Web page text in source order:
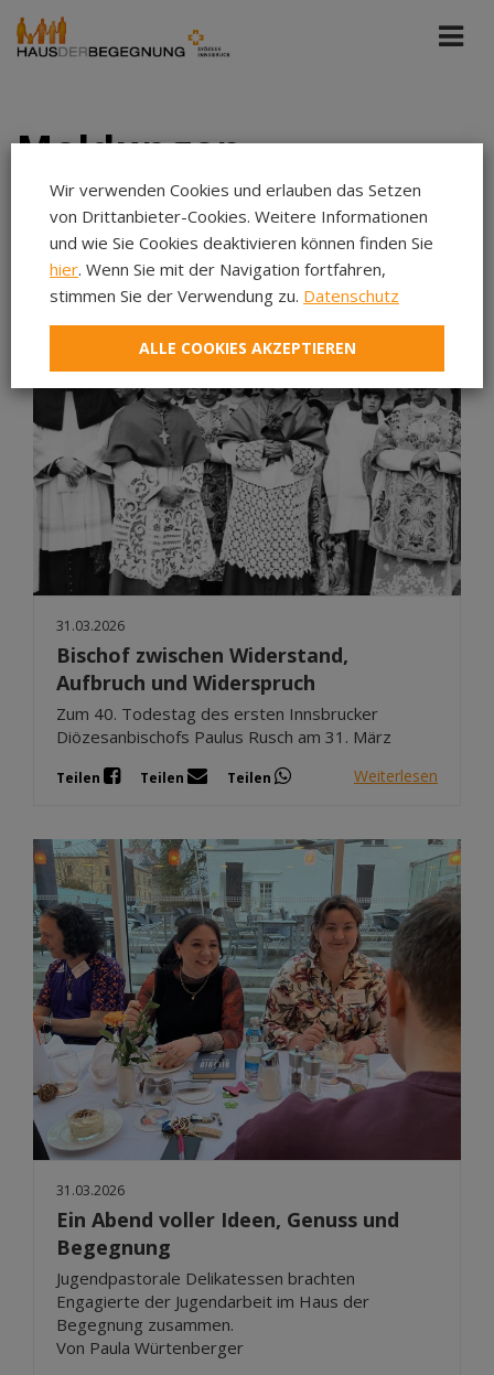
Meldungen
Alle Portale Mär 2026
Aug 2026
Jul 2026
Jun 2026
Mai 2026
Apr 2026
Mär 2026
Feb 2026
Jan 2026
Dez 2025
Nov 2025
Okt 2025
31.03.2026
Bischof zwischen Widerstand,
Aufbruch und Widerspruch
Zum 40. Todestag des ersten Innsbrucker
Diözesanbischofs Paulus Rusch am 31. März
Teilen Teilen Teilen Weiterlesen
31.03.2026
Ein Abend voller Ideen, Genuss und
Begegnung
Jugendpastorale Delikatessen brachten
Engagierte der Jugendarbeit im Haus der
Begegnung zusammen.
Von Paula Würtenberger
Wir verwenden Cookies und erlauben das Setzen
von Drittanbieter-Cookies. Weitere Informationen
und wie Sie Cookies deaktivieren können finden Sie
hier. Wenn Sie mit der Navigation fortfahren,
stimmen Sie der Verwendung zu. Datenschutz
ALLE COOKIES AKZEPTIEREN